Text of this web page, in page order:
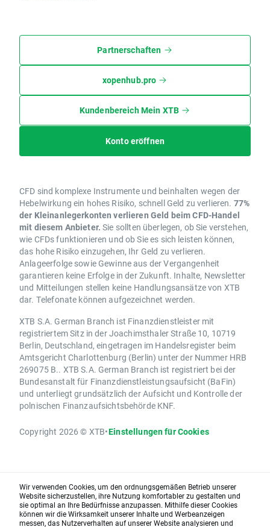
Partnerschaften
xopenhub.pro
Kundenbereich Mein XTB
Konto eröffnen
CFD sind komplexe Instrumente und beinhalten wegen der
Hebelwirkung ein hohes Risiko, schnell Geld zu verlieren. 77%
der Kleinanlegerkonten verlieren Geld beim CFD-Handel
mit diesem Anbieter. Sie sollten überlegen, ob Sie verstehen,
wie CFDs funktionieren und ob Sie es sich leisten können,
das hohe Risiko einzugehen, Ihr Geld zu verlieren.
Anlageerfolge sowie Gewinne aus der Vergangenheit
garantieren keine Erfolge in der Zukunft. Inhalte, Newsletter
und Mitteilungen stellen keine Handlungsansätze von XTB
dar. Telefonate können aufgezeichnet werden.
XTB S.A. German Branch ist Finanzdienstleister mit
registriertem Sitz in der Joachimsthaler Straße 10, 10719
Berlin, Deutschland, eingetragen im Handelsregister beim
Amtsgericht Charlottenburg (Berlin) unter der Nummer HRB
269075 B.. XTB S.A. German Branch ist registriert bei der
Bundesanstalt für Finanzdienstleistungsaufsicht (BaFin)
und unterliegt grundsätzlich der Aufsicht und Kontrolle der
polnischen Finanzaufsichtsbehörde KNF.
Copyright 2026 © XTB•Einstellungen für Cookies
Wir verwenden Cookies, um den ordnungsgemäßen Betrieb unserer
Website sicherzustellen, ihre Nutzung komfortabler zu gestalten und
sie optimal an Ihre Bedürfnisse anzupassen. Mithilfe dieser Cookies
können wir die Wirksamkeit unserer Inhalte und Werbeanzeigen
messen, das Nutzerverhalten auf unserer Website analysieren und